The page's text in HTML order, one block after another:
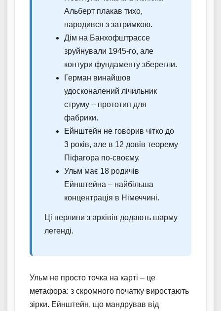
Альберт плакав тихо,
народився з затримкою.
Дім на Банхофштрассе
зруйнували 1945-го, але
контури фундаменту зберегли.
Герман винайшов
удосконалений лічильник
струму – прототип для
фабрики.
Ейнштейн не говорив чітко до
3 років, але в 12 довів теорему
Піфагора по-своєму.
Ульм має 18 родичів
Ейнштейна – найбільша
концентрація в Німеччині.
Ці перлини з архівів додають шарму
легенді.
Ульм не просто точка на карті – це
метафора: з скромного початку виростають
зірки. Ейнштейн, що мандрував від